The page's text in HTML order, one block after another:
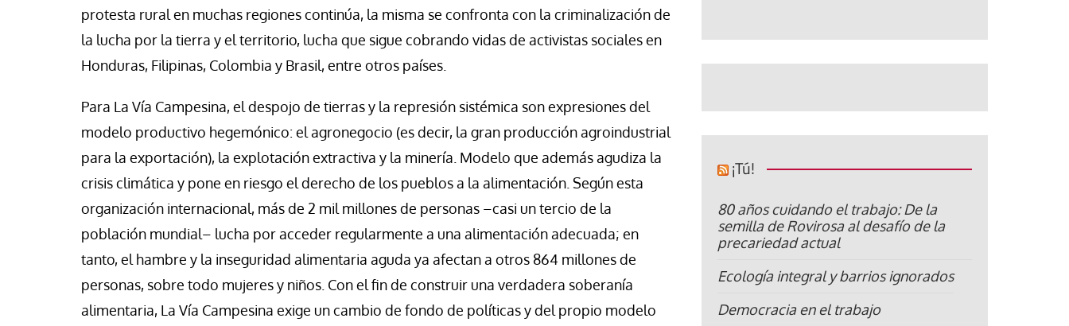
protesta rural en muchas regiones continúa, la misma se confronta con la criminalización de
la lucha por la tierra y el territorio, lucha que sigue cobrando vidas de activistas sociales en
Honduras, Filipinas, Colombia y Brasil, entre otros países.
Para La Vía Campesina, el despojo de tierras y la represión sistémica son expresiones del
modelo productivo hegemónico: el agronegocio (es decir, la gran producción agroindustrial
para la exportación), la explotación extractiva y la minería. Modelo que además agudiza la
crisis climática y pone en riesgo el derecho de los pueblos a la alimentación. Según esta
organización internacional, más de 2 mil millones de personas –casi un tercio de la
población mundial– lucha por acceder regularmente a una alimentación adecuada; en
tanto, el hambre y la inseguridad alimentaria aguda ya afectan a otros 864 millones de
personas, sobre todo mujeres y niños. Con el fin de construir una verdadera soberanía
alimentaria, La Vía Campesina exige un cambio de fondo de políticas y del propio modelo
¡Tú!
80 años cuidando el trabajo: De la
semilla de Rovirosa al desafío de la
precariedad actual
Ecología integral y barrios ignorados
Democracia en el trabajo